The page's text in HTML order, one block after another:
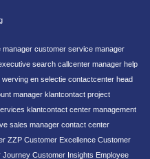
customer service manager
search callcenter manager help
en selectie contactcenter head
manager klantcontact project
klantcontact center management
sales manager contact center
ZZP Customer Excellence Customer
Customer Insights Employee